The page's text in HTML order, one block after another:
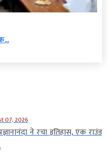
07, 2026
ने रचा इतिहास, एक राउंड